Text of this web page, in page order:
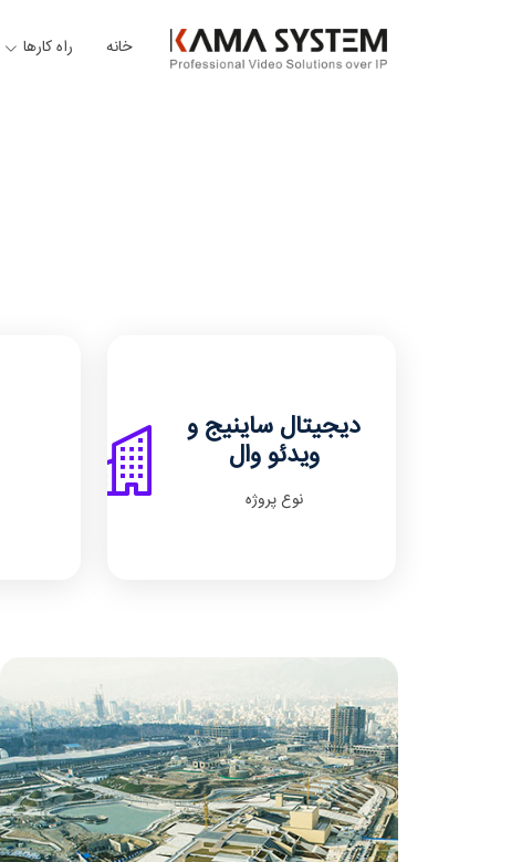
خانه راه کارها
دیجیتال ساینیج و
ویدئو وال
نوع پروژه